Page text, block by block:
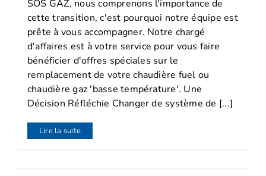
SOS GAZ, nous comprenons l'importance de
cette transition, c'est pourquoi notre équipe est
prête à vous accompagner. Notre chargé
d'affaires est à votre service pour vous faire
bénéficier d'offres spéciales sur le
remplacement de votre chaudière fuel ou
chaudière gaz 'basse température'. Une
Décision Réfléchie Changer de système de [...]
Lire la suite